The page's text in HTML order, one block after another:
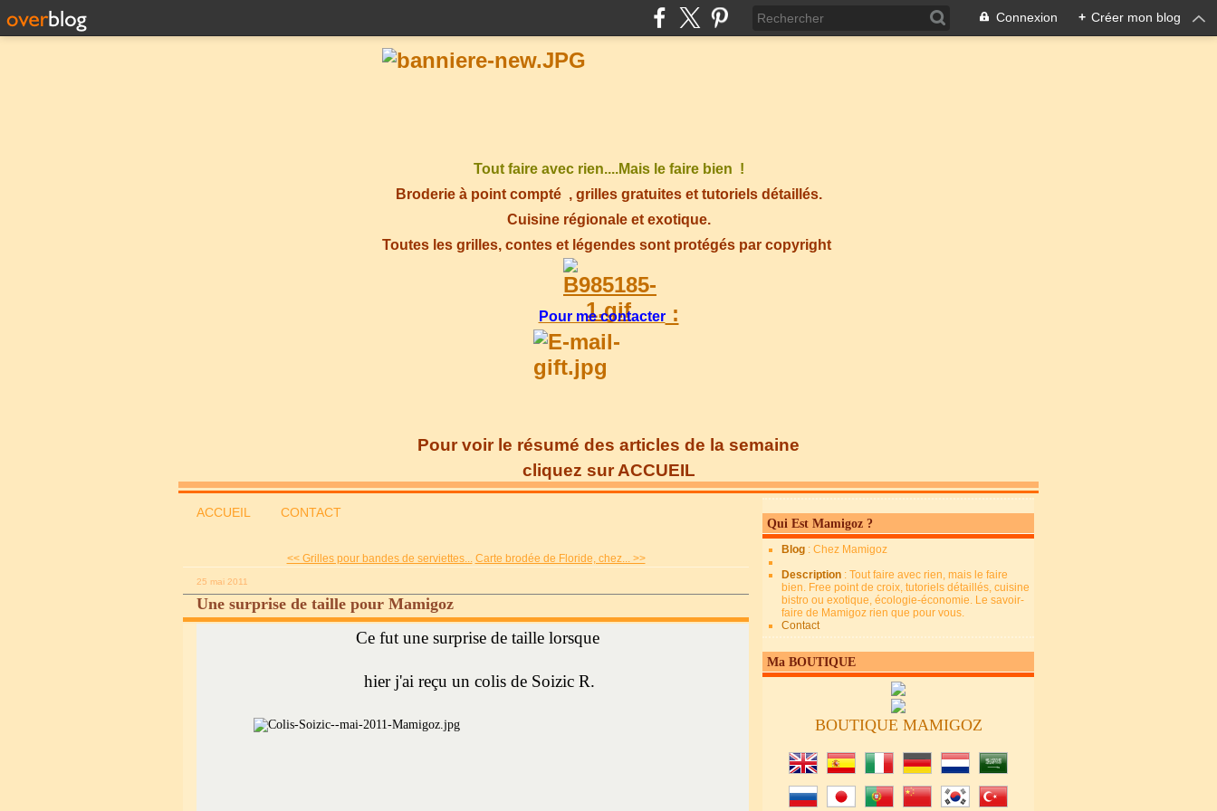
Connexion + Créer mon blog
Tout faire avec rien....Mais le faire bien !
Broderie à point compté , grilles gratuites et tutoriels détaillés.
Cuisine régionale et exotique.
Toutes les grilles, contes et légendes sont protégés par copyright
Pour me contacter:
Pour voir le résumé des articles de la semaine
cliquez sur ACCUEIL
ACCUEIL CONTACT
<< Grilles pour bandes de serviettes... Carte brodée de Floride, chez... >>
25 mai 2011
Une surprise de taille pour Mamigoz
Ce fut une surprise de taille lorsque
hier j'ai reçu un colis de Soizic R.
Qui Est Mamigoz ?
Blog : Chez Mamigoz
Description : Tout faire avec rien, mais le faire
bien. Free point de croix, tutoriels détaillés, cuisine
bistro ou exotique, écologie-économie. Le savoir-
faire de Mamigoz rien que pour vous.
Contact
Ma BOUTIQUE
BOUTIQUE MAMIGOZ